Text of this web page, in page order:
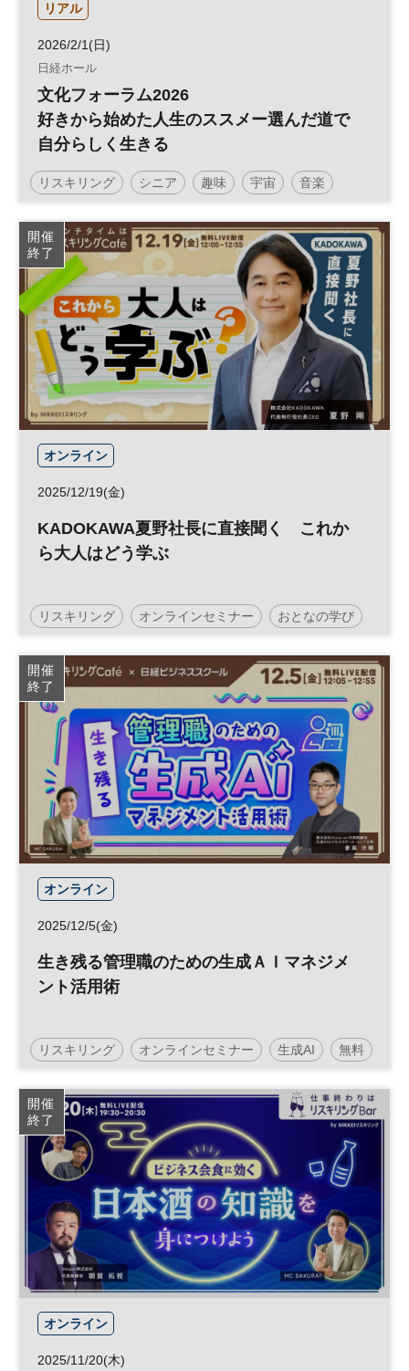
リアル
2026/2/1(日)
日経ホール
文化フォーラム2026
好きから始めた人生のススメー選んだ道で
自分らしく生きる
リスキリング シニア 趣味 宇宙 音楽
健康 人生100年時代 参加無料
土日祝開催
開催
終了
オンライン
2025/12/19(金)
KADOKAWA夏野社長に直接聞く これか
ら大人はどう学ぶ
リスキリング オンラインセミナー おとなの学び
無料
開催
終了
オンライン
2025/12/5(金)
生き残る管理職のための生成ＡＩマネジメ
ント活用術
リスキリング オンラインセミナー 生成AI 無料
マネジメント
管理職
開催
終了
オンライン
2025/11/20(木)